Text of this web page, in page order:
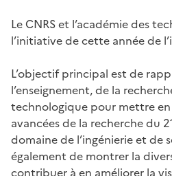
Le CNRS et l’académie des
l’initiative de cette année de
L’objectif principal est de
l’enseignement, de la
technologique pour mettre en
avancées de la recherche du
domaine de l’ingénierie et de
également de montrer la
contribuer à en améliorer la